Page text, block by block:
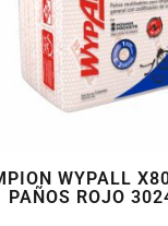
WYPALL
PAÑOS ROJO